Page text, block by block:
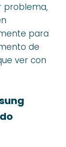
problema,
para
de
ver con